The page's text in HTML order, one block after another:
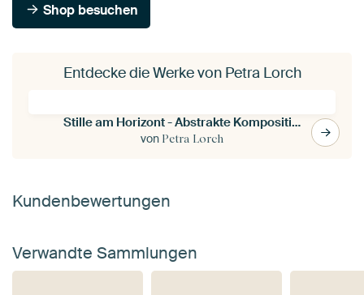
Shop besuchen
Entdecke die Werke von Petra Lorch
Stille am Horizont - Abstrakte Komposition 10.134
von Petra Lorch
Kundenbewertungen
Verwandte Sammlungen